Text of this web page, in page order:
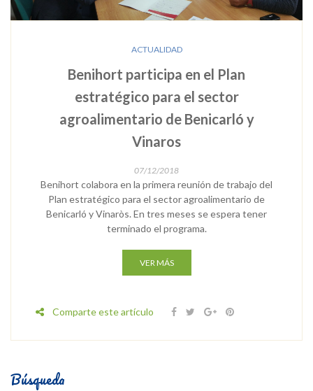
ACTUALIDAD
Benihort participa en el Plan
estratégico para el sector
agroalimentario de Benicarló y
Vinaros
07/12/2018
Benihort colabora en la primera reunión de trabajo del
Plan estratégico para el sector agroalimentario de
Benicarló y Vinaròs. En tres meses se espera tener
terminado el programa.
VER MÁS
Comparte este artículo
Búsqueda